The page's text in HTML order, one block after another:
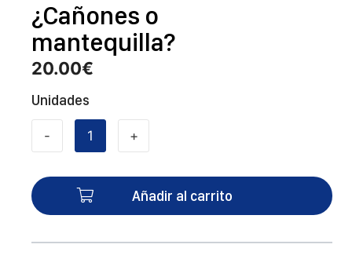
¿Cañones o
mantequilla?
20.00€
Unidades
-
cantidad
+
Añadir al carrito